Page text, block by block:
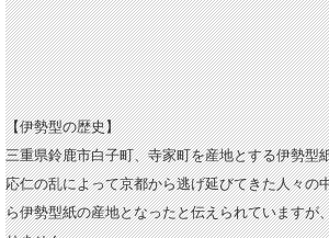
【伊勢型の歴史】
三重県鈴鹿市白子町、寺家町を産地とする伊勢型
応仁の乱によって京都から逃げ延びてきた人々の
ら伊勢型紙の産地となったと伝えられていますが